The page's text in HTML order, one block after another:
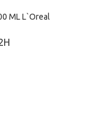
ML L`Oreal